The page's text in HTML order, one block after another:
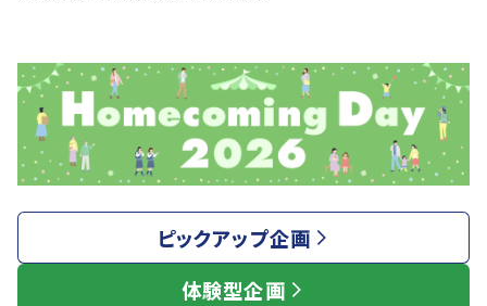
ピックアップ企画
体験型企画